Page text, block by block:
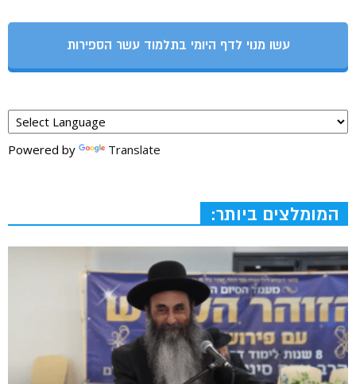
עשו מנוי לדף היומי בתלמוד עשר הספירות
Powered by Translate
המומלצים ביותר: